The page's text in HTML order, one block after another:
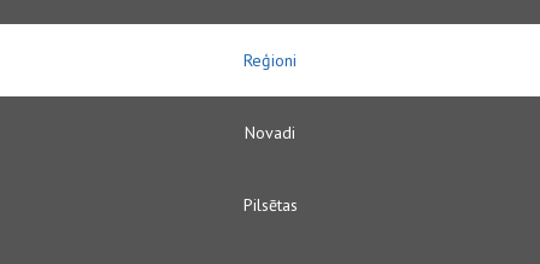
Reģioni
Novadi
Pilsētas